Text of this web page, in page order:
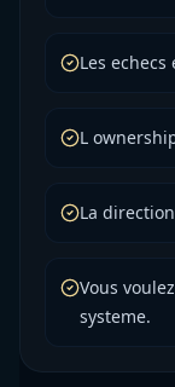
Les
L
La
Vous
systeme.